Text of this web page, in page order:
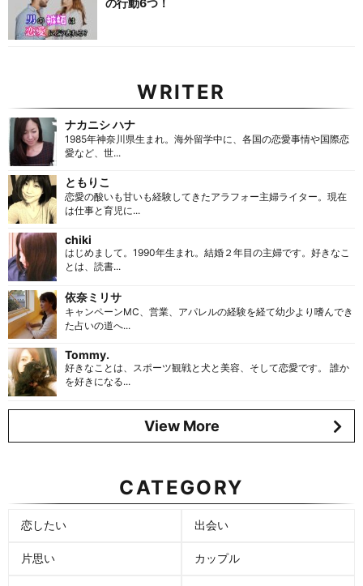
の行動6つ！
WRITER
ナカニシ ハナ
1985年神奈川県生まれ。海外留学中に、各国の恋愛事情や国際恋
愛など、世...
ともりこ
恋愛の酸いも甘いも経験してきたアラフォー主婦ライター。現在
は仕事と育児に...
chiki
はじめまして。1990年生まれ。結婚２年目の主婦です。好きなこ
とは、読書...
依奈ミリサ
キャンペーンMC、営業、アパレルの経験を経て幼少より嗜んでき
た占いの道へ...
Tommy.
好きなことは、スポーツ観戦と犬と美容、そして恋愛です。 誰か
を好きになる...
View More
CATEGORY
恋したい 出会い
片思い カップル